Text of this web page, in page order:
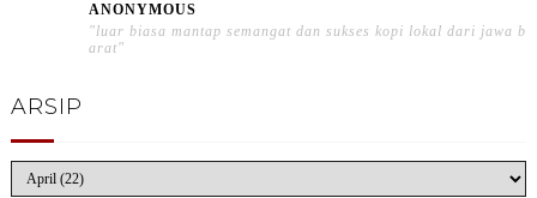
ANONYMOUS
"luar biasa mantap semangat dan sukses kopi lokal dari jawa b
arat"
ARSIP